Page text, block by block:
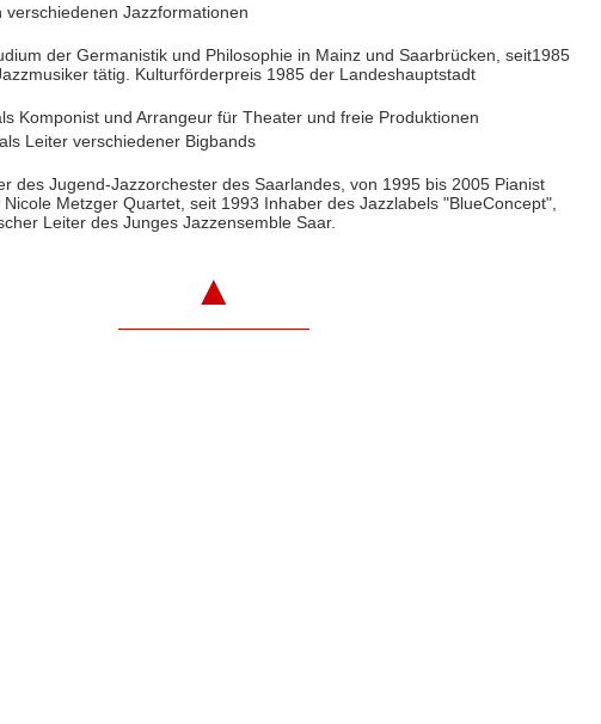
verschiedenen Jazzformationen
der Germanistik und Philosophie in Mainz und Saarbrücken, seit1985
tätig. Kulturförderpreis 1985 der Landeshauptstadt
Komponist und Arrangeur für Theater und freie Produktionen
Leiter verschiedener Bigbands
des Jugend-Jazzorchester des Saarlandes, von 1995 bis 2005 Pianist
Metzger Quartet, seit 1993 Inhaber des Jazzlabels "BlueConcept",
Leiter des Junges Jazzensemble Saar.
▲